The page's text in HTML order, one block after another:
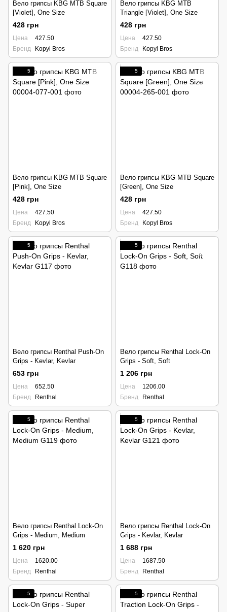
Вело грипсы KBG MTB Square
[Violet], One Size
428 грн
Цена
427.50
Бренд
Kopyl Bros
Вело грипсы KBG MTB
Triangle [Violet], One Size
428 грн
Цена
427.50
Бренд
Kopyl Bros
5
Вело грипсы KBG MTB Square
[Pink], One Size
428 грн
Цена
427.50
Бренд
Kopyl Bros
5
Вело грипсы KBG MTB Square
[Green], One Size
428 грн
Цена
427.50
Бренд
Kopyl Bros
5
Вело грипсы Renthal Push-On
Grips - Kevlar, Kevlar
653 грн
Цена
652.50
Бренд
Renthal
5
Вело грипсы Renthal Lock-On
Grips - Soft, Soft
1 206 грн
Цена
1206.00
Бренд
Renthal
5
Вело грипсы Renthal Lock-On
Grips - Medium, Medium
1 620 грн
Цена
1620.00
Бренд
Renthal
5
Вело грипсы Renthal Lock-On
Grips - Kevlar, Kevlar
1 688 грн
Цена
1687.50
Бренд
Renthal
5 5